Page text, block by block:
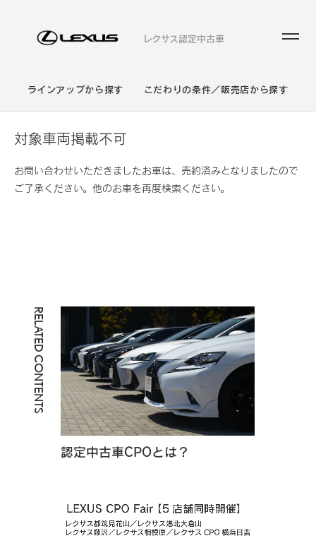
レクサス認定中古車
ラインアップから探す こだわりの条件／販売店から探す
対象車両掲載不可
お問い合わせいただきましたお車は、売約済みとなりましたので
ご了承ください。他のお車を再度検索ください。
RELATED CONTENTS
認定中古車CPOとは？